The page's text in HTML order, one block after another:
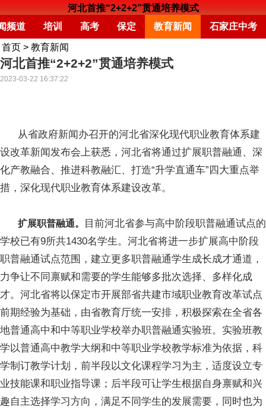
河北首推“2+2+2”贯通培养模式
频道
培训 高考 保定 教育新闻 石家庄中考
首页 > 教育新闻
河北首推“2+2+2”贯通培养模式
2023-03-22 16:37:22
从省政府新闻办召开的河北省深化现代职业教育体系建
设改革新闻发布会上获悉，河北省将通过扩展职普融通、深
化产教融合、推进科教融汇、打造“升学直通车”四大重点举
措，深化现代职业教育体系建设改革。
扩展职普融通。
目前河北省参与高中阶段职普融通试点的
学校已有9所共1430名学生。河北省将进一步扩展高中阶段
职普融通试点范围，建立更多职普融通学生成长成才通道，
力争让不同禀赋和需要的学生能够多批次选择、多样化成
才。河北省将以保定市开展部省共建市域职业教育改革试点
前期经验为基础，由省教育厅统一安排，积极探索在全省各
地普通高中和中等职业学校举办职普融通实验班。实验班教
学以普通高中教学大纲和中等职业学校教学标准为依据，科
学制订教学计划，前半段以文化课程学习为主，适度设立专
业技能课和职业指导课；后半段可让学生根据自身禀赋和兴
趣自主选择学习方向，满足不同学生的发展需要，同时也为